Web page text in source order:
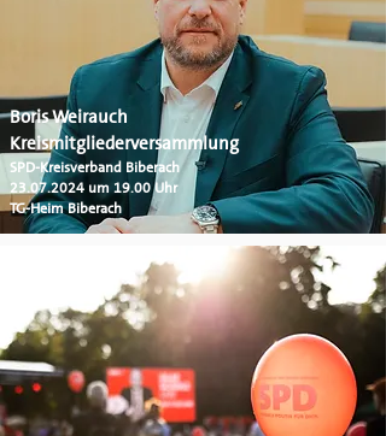
Boris Weirauch
Kreismitgliederversammlung
SPD-Kreisverband Biberach
23.07.2024 um 19.00 Uhr
TG-Heim Biberach